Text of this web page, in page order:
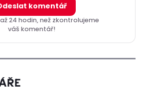
komentář
24 hodin, než zkontrolujeme
váš komentář!